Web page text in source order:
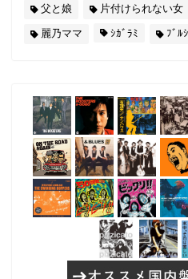
父と娘
片付けられない女
麗乃ママ ｼｶﾞﾗﾐ ﾌﾞﾙ